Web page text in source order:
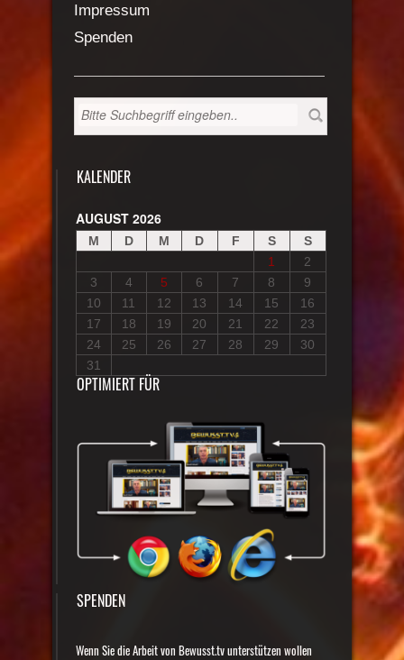
Impressum
Spenden
KALENDER
AUGUST 2026
M D M D F S
S
1
2
3
4 5 6 7 8
9
10
11 12 13 14 15
16
17
18 19 20 21 22
23
24
25 26 27 28 29
30
31
OPTIMIERT FÜR
SPENDEN
Wenn Sie die Arbeit von Bewusst.tv unterstützen wollen